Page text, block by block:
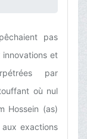
pas
innovations et
par
où nul
Hossein (as)
exactions